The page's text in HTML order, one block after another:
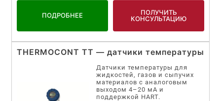
ПОДРОБНЕЕ
ПОЛУЧИТЬ
КОНСУЛЬТАЦИЮ
THERMOCONT TT — датчики температуры
Датчики температуры для
жидкостей, газов и сыпучих
материалов с аналоговым
выходом 4–20 мА и
поддержкой HART.